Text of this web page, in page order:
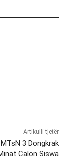
Artikulli tjetër
3 Dongkrak
Calon Siswa